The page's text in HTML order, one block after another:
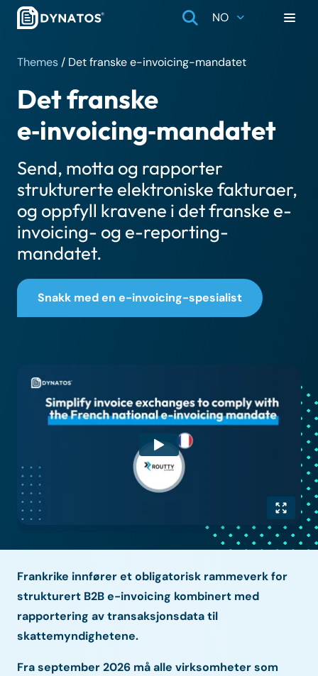
NO
Themes / Det franske e-invoicing-mandatet
Det franske
e‑invoicing‑mandatet
Send, motta og rapporter
strukturerte elektroniske fakturaer,
og oppfyll kravene i det franske e-
invoicing- og e-reporting-
mandatet.
Snakk med en e-invoicing-spesialist
Frankrike innfører et obligatorisk rammeverk for
strukturert B2B e-invoicing kombinert med
rapportering av transaksjonsdata til
skattemyndighetene.
Fra september 2026 må alle virksomheter som